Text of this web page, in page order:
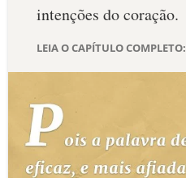
DEVOCIONAL DIÁRIO
ESTUDOS BÍBLICOS
ESBOÇOS DE PREGAÇÃO
intenções do coração.
LEIA O CAPÍTULO COMPLETO: